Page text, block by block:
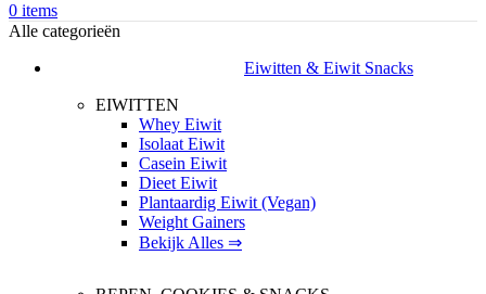
0 items
Alle categorieën
Eiwitten & Eiwit Snacks
EIWITTEN
Whey Eiwit
Isolaat Eiwit
Casein Eiwit
Dieet Eiwit
Plantaardig Eiwit (Vegan)
Weight Gainers
Bekijk Alles ⇒